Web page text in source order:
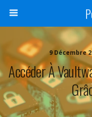
9 Décembre
Accéder À